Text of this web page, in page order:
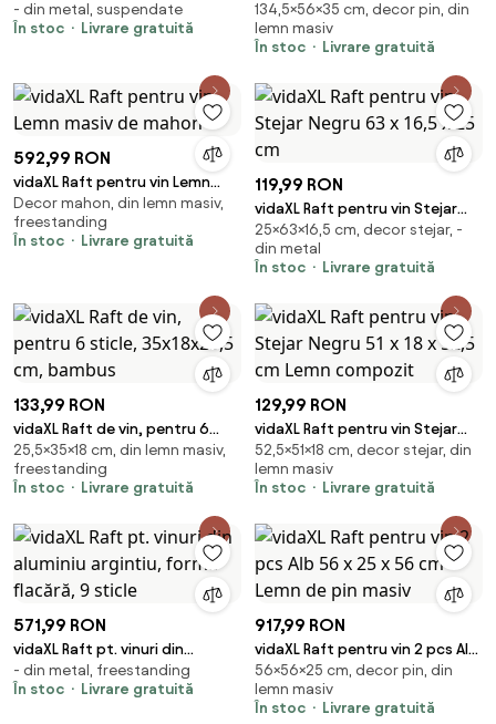
montat pe perete, 36 sticle,
auriu, fier
- din metal, suspendate
În stoc
Livrare gratuită
56x35x134,5 cm, lemn masiv de
pin
134,5×56×35 cm, decor pin, din
lemn masiv
În stoc
Livrare gratuită
592,99 RON
vidaXL Raft pentru vin Lemn
masiv de mahon
Decor mahon, din lemn masiv,
freestanding
În stoc
Livrare gratuită
119,99 RON
vidaXL Raft pentru vin Stejar
Negru 63 x 16,5 x 25 cm
25×63×16,5 cm, decor stejar, -
din metal
În stoc
Livrare gratuită
133,99 RON
vidaXL Raft de vin, pentru 6
sticle, 35x18x25,5 cm, bambus
25,5×35×18 cm, din lemn masiv,
freestanding
În stoc
Livrare gratuită
129,99 RON
vidaXL Raft pentru vin Stejar
Negru 51 x 18 x 52,5 cm Lemn
compozit
52,5×51×18 cm, decor stejar, din
lemn masiv
În stoc
Livrare gratuită
571,99 RON
vidaXL Raft pt. vinuri din
aluminiu argintiu, formă
flacără, 9 sticle
- din metal, freestanding
În stoc
Livrare gratuită
917,99 RON
vidaXL Raft pentru vin 2 pcs Alb
56 x 25 x 56 cm Lemn de pin
masiv
56×56×25 cm, decor pin, din
lemn masiv
În stoc
Livrare gratuită